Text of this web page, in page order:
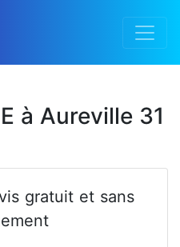
à Aureville 31
gratuit et sans